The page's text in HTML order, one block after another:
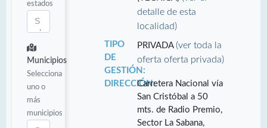
estados
Municipios
Selecciona
uno o
más
municipios
detalle de esta
localidad)
TIPO
DE
GESTIÓN:
PRIVADA(ver toda la
oferta oferta privada)
DIRECCIÓN:Carretera Nacional vía
San Cristóbal a 50
mts. de Radio Premio,
Sector La Sabana,